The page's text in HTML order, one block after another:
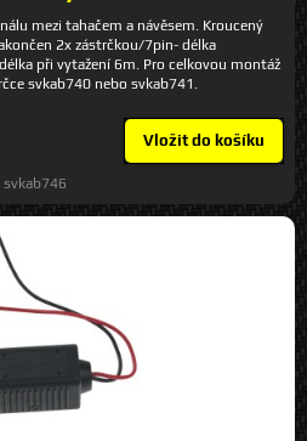
mezi tahačem a návěsem. Kroucený
2x zástrčkou/7pin- délka
při vytažení 6m. Pro celkovou montáž
svkab740 nebo svkab741.
Vložit do košíku
svkab746